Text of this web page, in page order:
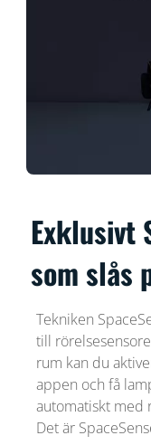
Exklusivt
som slås
Tekniken
till
rum kan du
appen och få
automatiskt med
Det är